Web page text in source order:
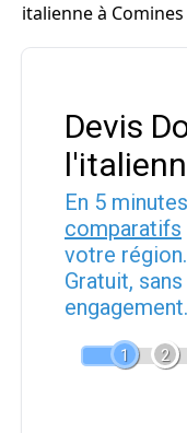
italienne à
Devis
En 5
comparatifs
votre région.
Gratuit,
engagement.
1 2